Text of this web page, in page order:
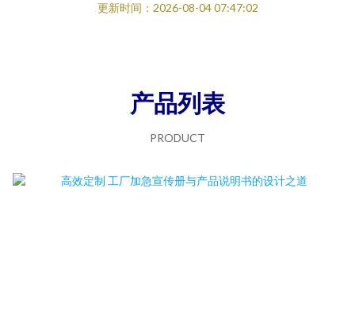
更新时间：2026-08-04 07:47:02
产品列表
PRODUCT